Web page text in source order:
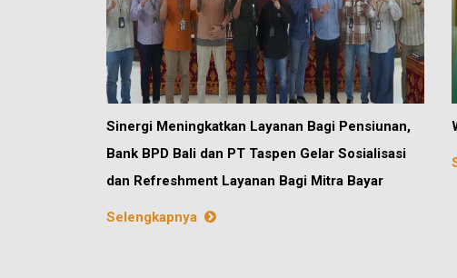
Sinergi Meningkatkan Layanan Bagi Pensiunan,
Bank BPD Bali dan PT Taspen Gelar Sosialisasi
dan Refreshment Layanan Bagi Mitra Bayar
Selengkapnya